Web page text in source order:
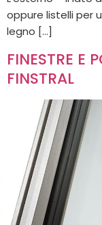
oppure listelli per
legno […]
FINESTRE E
FINSTRAL